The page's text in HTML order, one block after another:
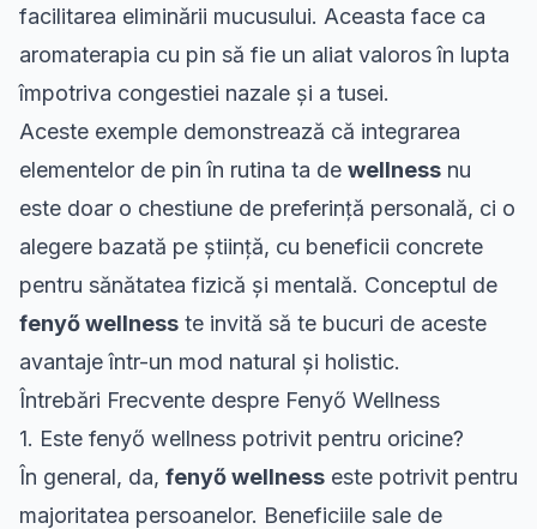
facilitarea eliminării mucusului. Aceasta face ca
aromaterapia cu pin să fie un aliat valoros în lupta
împotriva congestiei nazale și a tusei.
Aceste exemple demonstrează că integrarea
elementelor de pin în rutina ta de wellness nu
este doar o chestiune de preferință personală, ci o
alegere bazată pe știință, cu beneficii concrete
pentru sănătatea fizică și mentală. Conceptul de
fenyő wellness te invită să te bucuri de aceste
avantaje într-un mod natural și holistic.
Întrebări Frecvente despre Fenyő Wellness
1. Este fenyő wellness potrivit pentru oricine?
În general, da, fenyő wellness este potrivit pentru
majoritatea persoanelor. Beneficiile sale de